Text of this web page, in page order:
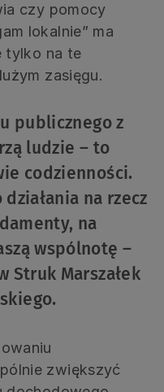
czy pomocy
lokalnie” ma
tylko na te
zasięgu.
publicznego z
ludzie – to
codzienności.
na rzecz
na
wspólnotę –
Struk Marszałek
zwiększyć